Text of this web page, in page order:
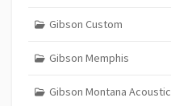
Gibson Custom
Gibson Memphis
Gibson Montana Acoustic